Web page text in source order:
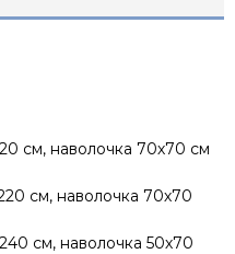
см, наволочка 70х70 см
см, наволочка 70х70
см, наволочка 50х70